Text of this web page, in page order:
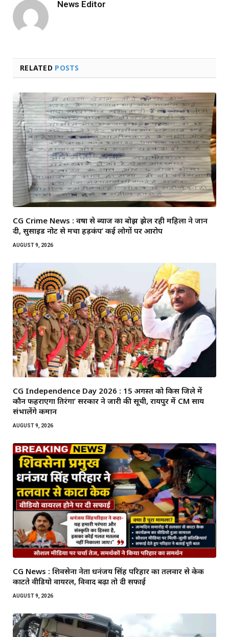
News Editor
RELATED POSTS
CG Crime News : वर्षों से ब्याज का बोझ झेल रही महिला ने जान
दी, सुसाइड नोट से मचा हड़कंप’ कई लोगों पर आरोप
AUGUST 9, 2026
CG Independence Day 2026 : 15 अगस्त को किस जिले में
कौन फहराएगा तिरंगा’ सरकार ने जारी की सूची, रायपुर में CM साय
संभालेंगे कमान
AUGUST 9, 2026
CG News : शिवसेना नेता धनंजय सिंह परिहार का तलवार से केक
काटते वीडियो वायरल, विवाद बढ़ा तो दी सफाई
AUGUST 9, 2026